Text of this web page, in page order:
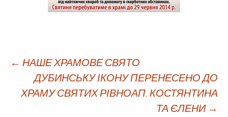
Навігація
по
← НАШЕ ХРАМОВЕ СВЯТО
ДУБИНСЬКУ ІКОНУ ПЕРЕНЕСЕНО ДО
ХРАМУ СВЯТИХ РІВНОАП. КОСТЯНТИНА
ТА ЄЛЕНИ →